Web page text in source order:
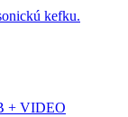
kefku.
+ VIDEO